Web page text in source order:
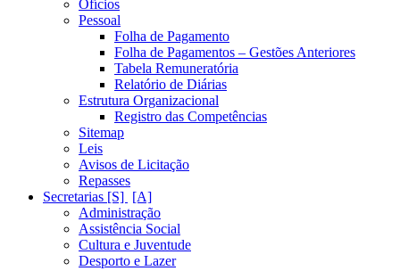
Ofícios
Pessoal
Folha de Pagamento
Folha de Pagamentos – Gestões Anteriores
Tabela Remuneratória
Relatório de Diárias
Estrutura Organizacional
Registro das Competências
Sitemap
Leis
Avisos de Licitação
Repasses
Secretarias [S]
Administração
Assistência Social
Cultura e Juventude
Desporto e Lazer